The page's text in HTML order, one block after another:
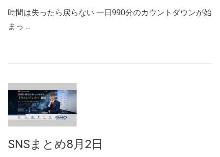
時間は失ったら戻らない 一日990分のカウントダウンが始
まっ …
SNSまとめ8月2日